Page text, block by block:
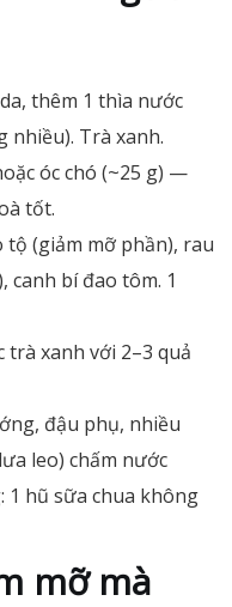
thêm 1 thìa nước
nhiều). Trà xanh.
óc chó (~25 g) —
tốt.
(giảm mỡ phần), rau
canh bí đao tôm. 1
trà xanh với 2–3 quả
đậu phụ, nhiều
leo) chấm nước
1 hũ sữa chua không
mỡ mà